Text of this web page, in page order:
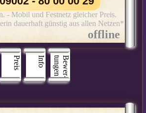
Preis Info B
e
w
e
r
­
t
u
n
g
e
n
- Mobil und Festnetz gleicher Preis.
dauerhaft günstig aus allen Netzen*